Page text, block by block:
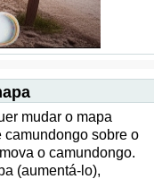
mudar o mapa
camundongo sobre o
o camundongo.
(aumentá-lo),